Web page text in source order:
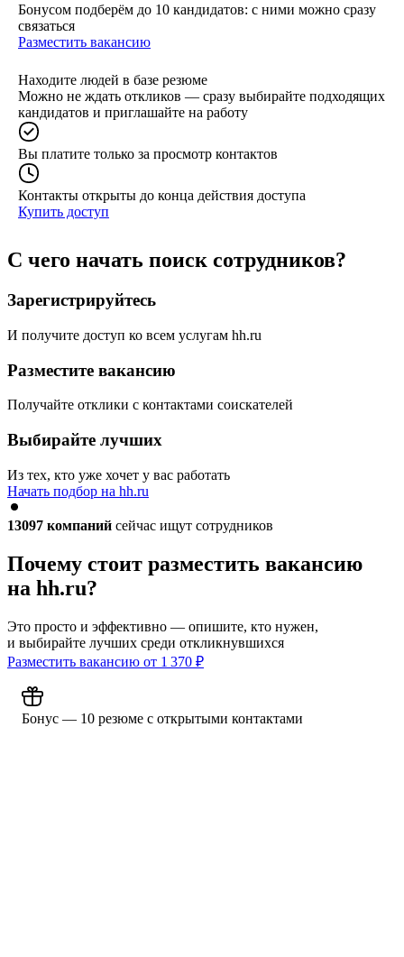
Бонусом подберём до 10 кандидатов: с ними можно сразу
связаться
Разместить вакансию
Находите людей в базе резюме
Можно не ждать откликов — сразу выбирайте подходящих
кандидатов и приглашайте на работу
Вы платите только за просмотр контактов
Контакты открыты до конца действия доступа
Купить доступ
С чего начать поиск сотрудников?
Зарегистрируйтесь
И получите доступ ко всем услугам hh.ru
Разместите вакансию
Получайте отклики с контактами соискателей
Выбирайте лучших
Из тех, кто уже хочет у вас работать
Начать подбор на hh.ru
13097 компаний сейчас ищут сотрудников
Почему стоит разместить вакансию
на hh.ru?
Это просто и эффективно — опишите, кто нужен,
и выбирайте лучших среди откликнувшихся
Разместить вакансию от 1 370 ₽
Бонус — 10 резюме с открытыми контактами